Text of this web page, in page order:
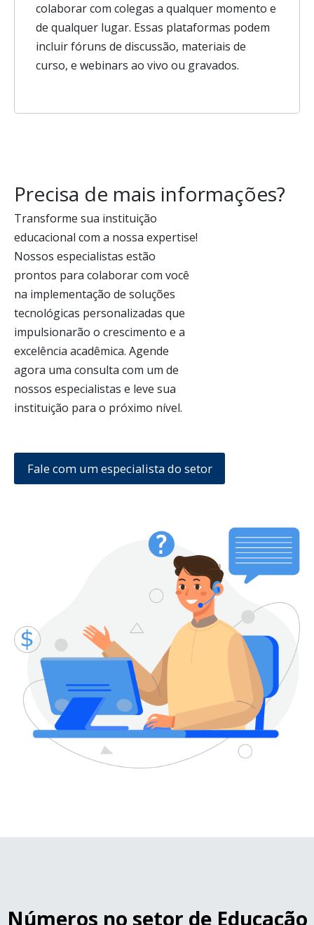
colaborar com colegas a qualquer momento e
de qualquer lugar. Essas plataformas podem
incluir fóruns de discussão, materiais de
curso, e webinars ao vivo ou gravados.
Precisa de mais informações?
Transforme sua instituição
educacional com a nossa expertise!
Nossos especialistas estão
prontos para colaborar com você
na implementação de soluções
tecnológicas personalizadas que
impulsionarão o crescimento e a
excelência acadêmica. Agende
agora uma consulta com um de
nossos especialistas e leve sua
instituição para o próximo nível.
Fale com um especialista do setor
Números no setor de Educação